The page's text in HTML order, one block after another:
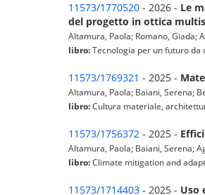
11573/1770520 - 2026 - Le
del progetto in ottica
Altamura, Paola; Romano, Giada;
libro:Tecnologia per un futuro da
11573/1769321 - 2025 -
Altamura, Paola; Baiani, Serena;
libro:Cultura materiale,
11573/1756372 - 2025 -
Altamura, Paola; Baiani, Serena;
libro:Climate mitigation and
11573/1714403 - 2025 - Uso